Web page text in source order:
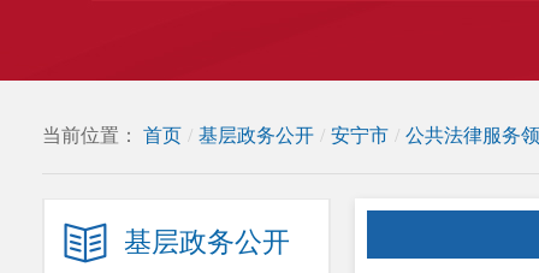
当前位置： 首页 / 基层政务公开 / 安宁市 / 公共法律服务
基层政务公开